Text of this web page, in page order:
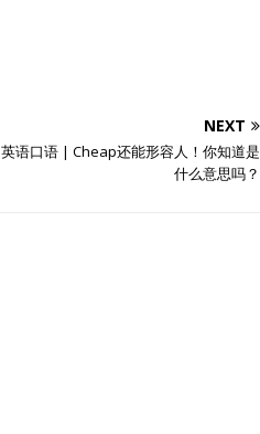
NEXT
英语口语 | Cheap还能形容人！你知道是
什么意思吗？